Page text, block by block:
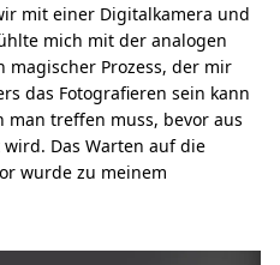
mit einer Digitalkamera und
mich mit der analogen
magischer Prozess, der mir
das Fotografieren sein kann
man treffen muss, bevor aus
wird. Das Warten auf die
wurde zu meinem